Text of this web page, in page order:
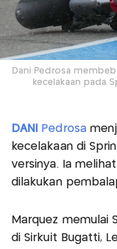
Dani Pedrosa
kecelakaan pada
DANI Pedrosa
kecelakaan di
versinya. Ia
dilakukan
Marquez memulai
di Sirkuit Bugatti,